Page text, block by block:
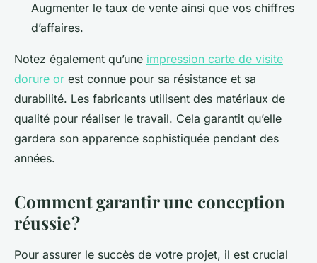
Augmenter le taux de vente ainsi que vos chiffres
d’affaires.
Notez également qu’une impression carte de visite
dorure or est connue pour sa résistance et sa
durabilité. Les fabricants utilisent des matériaux de
qualité pour réaliser le travail. Cela garantit qu’elle
gardera son apparence sophistiquée pendant des
années.
Comment garantir une conception
réussie ?
Pour assurer le succès de votre projet, il est crucial